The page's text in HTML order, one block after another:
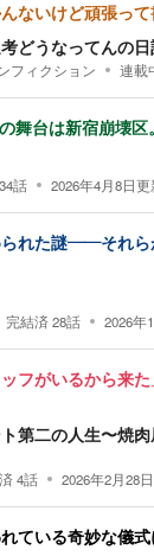
ないけど頑張っ
どうなってんの
フィクション 連載
舞台は新宿崩壊区
34話 2026年4月8日更
られた謎――それら
完結済28話 2026年
ッフがいるから来
第二の人生〜焼
4話 2026年2月28日
ている奇妙な儀式